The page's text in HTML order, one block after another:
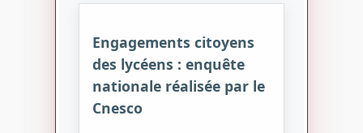
Engagements citoyens
des lycéens : enquête
nationale réalisée par le
Cnesco